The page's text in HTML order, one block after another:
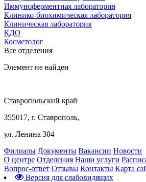
Иммуноферментная лаборатория
Клинико-биохимическая лаборатория
Клиническая лаборатория
КДО
Косметолог
Все отделения
Элемент не найден
Ставропольский край
355017, г. Ставрополь,
ул. Ленина 304
Филиалы Документы Вакансии Новости
О центре Отделения Наши услуги
Вопрос-ответ Отзывы Контакты Карта
Версия для слабовидящих